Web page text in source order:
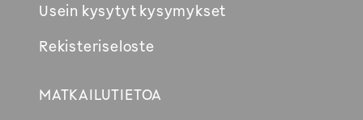
Usein kysytyt kysymykset
Rekisteriseloste
MATKAILUTIETOA